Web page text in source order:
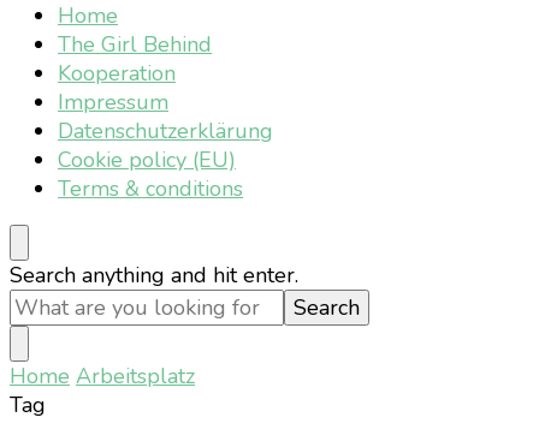
Home
The Girl Behind
Kooperation
Impressum
Datenschutzerklärung
Cookie policy (EU)
Terms & conditions
Looking
for
Something?
Search anything and hit enter.
Home Arbeitsplatz
Tag